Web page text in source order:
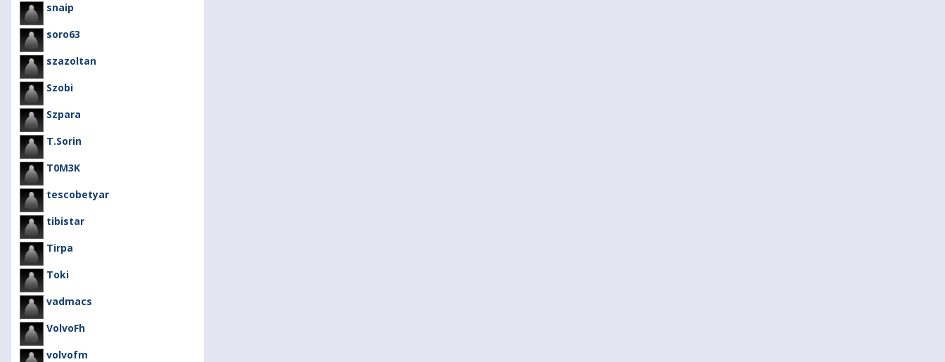
snaip
soro63
szazoltan
Szobi
Szpara
T.Sorin
T0M3K
tescobetyar
tibistar
Tirpa
Toki
vadmacs
VolvoFh
volvofm